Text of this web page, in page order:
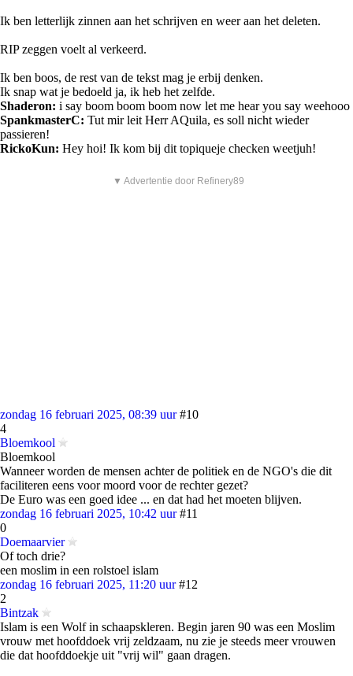
Ik ben letterlijk zinnen aan het schrijven en weer aan het deleten.
RIP zeggen voelt al verkeerd.
Ik ben boos, de rest van de tekst mag je erbij denken.
Ik snap wat je bedoeld ja, ik heb het zelfde.
Shaderon: i say boom boom boom now let me hear you say weehooo
SpankmasterC: Tut mir leit Herr AQuila, es soll nicht wieder
passieren!
RickoKun: Hey hoi! Ik kom bij dit topiqueje checken weetjuh!
▼ Advertentie door Refinery89
zondag 16 februari 2025, 08:39 uur #10
4
Bloemkool
Bloemkool
Wanneer worden de mensen achter de politiek en de NGO's die dit
faciliteren eens voor moord voor de rechter gezet?
De Euro was een goed idee ... en dat had het moeten blijven.
zondag 16 februari 2025, 10:42 uur #11
0
Doemaarvier
Of toch drie?
een moslim in een rolstoel islam
zondag 16 februari 2025, 11:20 uur #12
2
Bintzak
Islam is een Wolf in schaapskleren. Begin jaren 90 was een Moslim
vrouw met hoofddoek vrij zeldzaam, nu zie je steeds meer vrouwen
die dat hoofddoekje uit "vrij wil" gaan dragen.